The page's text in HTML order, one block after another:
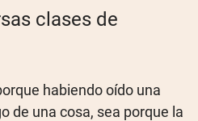
clases de
habiendo oído una
de una cosa, sea porque la